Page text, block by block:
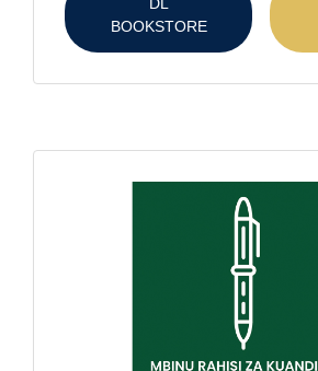
BOOKSTORE